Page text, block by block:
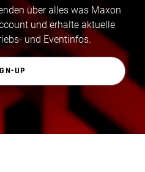
über alles was Maxon
und erhalte aktuelle
und Eventinfos.
UP